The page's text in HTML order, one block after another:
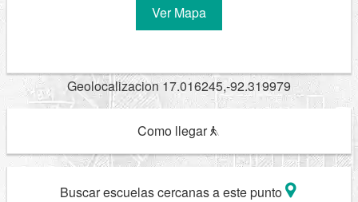
Ver Mapa
Geolocalizacion 17.016245,-92.319979
Como llegar
Buscar escuelas cercanas a este punto